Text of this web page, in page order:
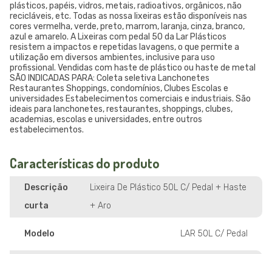
plásticos, papéis, vidros, metais, radioativos, orgânicos, não
recicláveis, etc. Todas as nossa lixeiras estão disponíveis nas
cores vermelha, verde, preto, marrom, laranja, cinza, branco,
azul e amarelo. A Lixeiras com pedal 50 da Lar Plásticos
resistem a impactos e repetidas lavagens, o que permite a
utilização em diversos ambientes, inclusive para uso
profissional. Vendidas com haste de plástico ou haste de metal
SÃO INDICADAS PARA: Coleta seletiva Lanchonetes
Restaurantes Shoppings, condomínios, Clubes Escolas e
universidades Estabelecimentos comerciais e industriais. São
ideais para lanchonetes, restaurantes, shoppings, clubes,
academias, escolas e universidades, entre outros
estabelecimentos.
Características do produto
Descrição
curta
Lixeira De Plástico 50L C/ Pedal + Haste
+ Aro
Modelo LAR 50L C/ Pedal